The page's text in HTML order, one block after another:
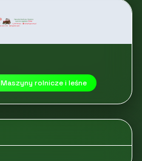
Maszyny rolnicze i leśne